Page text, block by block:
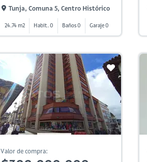
Tunja, Comuna 5, Centro Histórico
24.74 m2 Habit. 0 Baños 0 Garaje 0
Valor de compra: